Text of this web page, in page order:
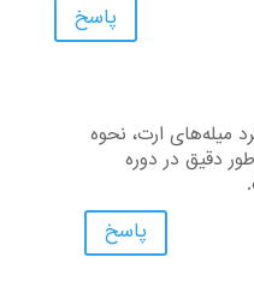
پاسخ
میله‌های ارت، نحوه
دقیق در دوره
پاسخ